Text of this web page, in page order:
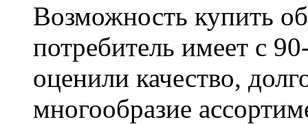
Возможность купить
потребитель имеет с
оценили качество,
многообразие